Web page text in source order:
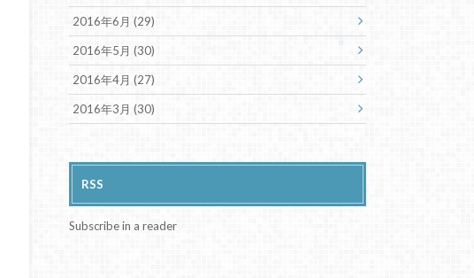
2016年6月 (29)
2016年5月 (30)
2016年4月 (27)
2016年3月 (30)
RSS
Subscribe in a reader